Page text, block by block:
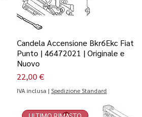
Candela Accensione Bkr6Ekc Fiat
Punto | 46472021 | Originale e
Nuovo
Prezzo
22,00 €
IVA inclusa | Spedizione Standard